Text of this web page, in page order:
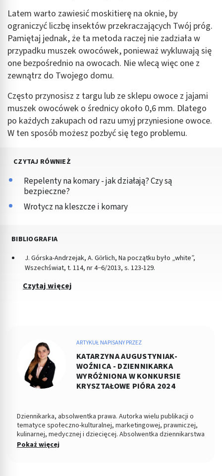
Latem warto zawiesić moskitierę na oknie, by
ograniczyć liczbę insektów przekraczających Twój próg.
Pamiętaj jednak, że ta metoda raczej nie zadziała w
przypadku muszek owocówek, ponieważ wykluwają się
one bezpośrednio na owocach. Nie wlecą więc one z
zewnątrz do Twojego domu.
Często przynosisz z targu lub ze sklepu owoce z jajami
muszek owocówek o średnicy około 0,6 mm. Dlatego
po każdych zakupach od razu umyj przyniesione owoce.
W ten sposób możesz pozbyć się tego problemu.
CZYTAJ RÓWNIEŻ
Repelenty na komary - jak działają? Czy są
bezpieczne?
Wrotycz na kleszcze i komary
BIBLIOGRAFIA
J. Górska-Andrzejak, A. Görlich, Na początku było „white”,
Wszechświat, t. 114, nr 4 ̶ 6/2013, s. 123-129.
Czytaj więcej
ARTYKUŁ NAPISANY PRZEZ
KATARZYNA AUGUSTYNIAK-
WOŹNICA - DZIENNIKARKA
WYRÓŻNIONA W KONKURSIE
KRYSZTAŁOWE PIÓRA 2024
Dziennikarka, absolwentka prawa. Autorka wielu publikacji o
tematyce społeczno-kulturalnej, marketingowej, prawniczej,
kulinarnej, medycznej i dziecięcej. Absolwentka dziennikarstwa
i komunikacji społecznej na Uniwersytecie Jagiellońskim i
Pokaż więcej